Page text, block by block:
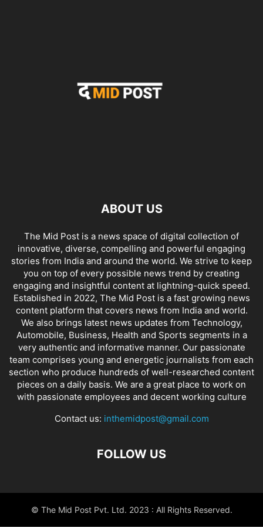
ABOUT US
The Mid Post is a news space of digital collection of
innovative, diverse, compelling and powerful engaging
stories from India and around the world. We strive to keep
you on top of every possible news trend by creating
engaging and insightful content at lightning-quick speed.
Established in 2022, The Mid Post is a fast growing news
content platform that covers news from India and world.
We also brings latest news updates from Technology,
Automobile, Business, Health and Sports segments in a
very authentic and informative manner. Our passionate
team comprises young and energetic journalists from each
section who produce hundreds of well-researched content
pieces on a daily basis. We are a great place to work on
with passionate employees and decent working culture
Contact us: inthemidpost@gmail.com
FOLLOW US
© The Mid Post Pvt. Ltd. 2023 : All Rights Reserved.